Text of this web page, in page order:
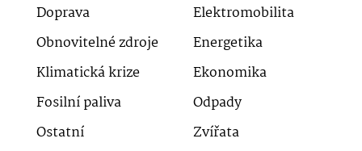
Doprava
Elektromobilita
Obnovitelné zdroje
Energetika
Klimatická krize
Ekonomika
Fosilní paliva
Odpady
Ostatní
Zvířata